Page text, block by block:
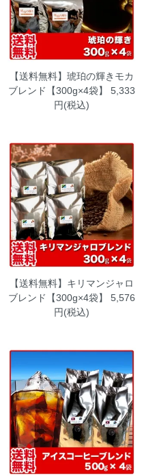
【送料無料】琥珀の輝きモカ
ブレンド【300g×4袋】
5,333
円(税込)
【送料無料】キリマンジャロ
ブレンド【300g×4袋】
5,576
円(税込)